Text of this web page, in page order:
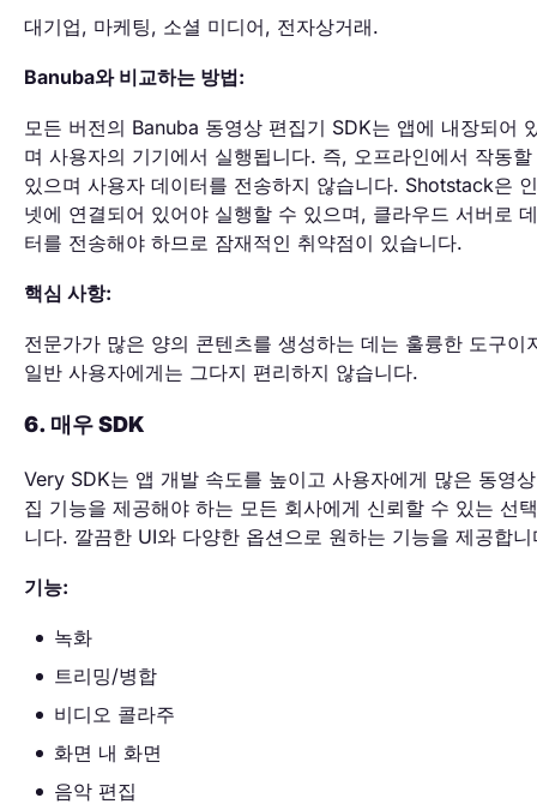
대기업, 마케팅, 소셜 미디어, 전자상거래.
Banuba와 비교하는 방법:
모든 버전의 Banuba 동영상 편집기 SDK는 앱에 내장되어
며 사용자의 기기에서 실행됩니다. 즉, 오프라인에서 작동할
있으며 사용자 데이터를 전송하지 않습니다. Shotstack은
넷에 연결되어 있어야 실행할 수 있으며, 클라우드 서버로
터를 전송해야 하므로 잠재적인 취약점이 있습니다.
핵심 사항:
전문가가 많은 양의 콘텐츠를 생성하는 데는 훌륭한 도구이
일반 사용자에게는 그다지 편리하지 않습니다.
6. 매우 SDK
Very SDK는 앱 개발 속도를 높이고 사용자에게 많은 동영
집 기능을 제공해야 하는 모든 회사에게 신뢰할 수 있는 선
니다. 깔끔한 UI와 다양한 옵션으로 원하는 기능을 제공합니
기능:
녹화
트리밍/병합
비디오 콜라주
화면 내 화면
음악 편집